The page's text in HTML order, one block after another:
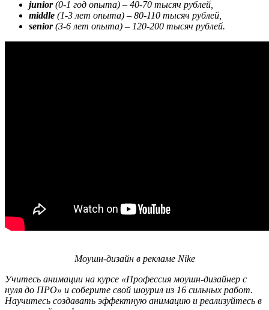
junior(0-1 год опыта) – 40-70 тысяч рублей,
middle (1-3 лет опыта) – 80-110 тысяч рублей,
senior(3-6 лет опыта) – 120-200 тысяч рублей.
Моушн-дизайн в рекламе Nike
Учитесь анимации на курсе «Профессия моушн-дизайнер с
нуля до ПРО» и соберите свой шоурил из 16 сильных работ.
Научитесь создавать эффектную анимацию и реализуйтесь в